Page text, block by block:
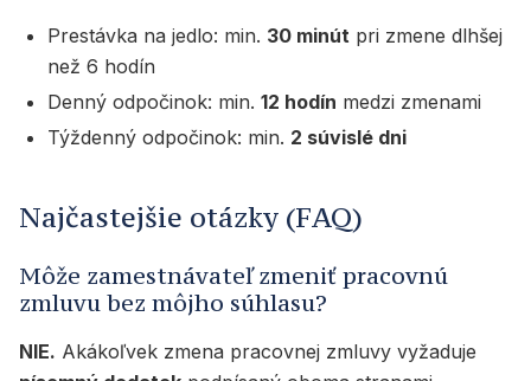
Prestávka na jedlo: min. 30 minút pri zmene dlhšej
než 6 hodín
Denný odpočinok: min. 12 hodín medzi zmenami
Týždenný odpočinok: min. 2 súvislé dni
Najčastejšie otázky (FAQ)
Môže zamestnávateľ zmeniť pracovnú
zmluvu bez môjho súhlasu?
NIE. Akákoľvek zmena pracovnej zmluvy vyžaduje